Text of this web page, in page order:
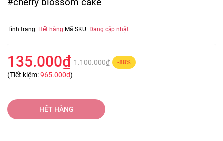
#cherry blossom cake
Tình trạng: Hết hàng Mã SKU: Đang cập nhật
135.000₫ 1.100.000₫ -88%
(Tiết kiệm:965.000₫)
HẾT HÀNG